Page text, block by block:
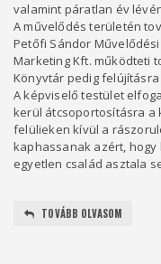
valamint páratlan év
A művelődés területén
Petőfi Sándor
Marketing Kft. működteti
Könyvtár pedig felújításra
A képviselő testület
kerül átcsoportosításra a
felülieken kívül a
kaphassanak azért,
egyetlen család asztala
TOVÁBB OLVASOM